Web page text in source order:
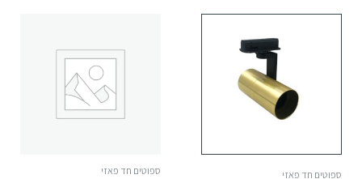
ספוטים חד פאזי ספוטים חד פאזי